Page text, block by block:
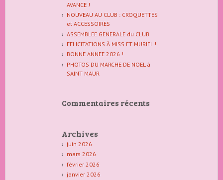
AVANCE !
NOUVEAU AU CLUB : CROQUETTES
et ACCESSOIRES
ASSEMBLEE GENERALE du CLUB
FELICITATIONS À MISS ET MURIEL !
BONNE ANNEE 2026 !
PHOTOS DU MARCHE DE NOEL à
SAINT MAUR
Commentaires récents
Archives
juin 2026
mars 2026
février 2026
janvier 2026